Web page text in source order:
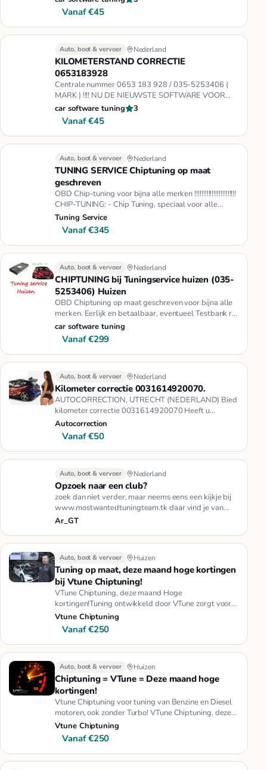
Vanaf €45
Auto, boot & vervoer Nederland
KILOMETERSTAND CORRECTIE
0653183928
Centrale nummer 0653 183 928 / 035-5253406 (
MARK ) !!!! NU DE NIEUWSTE SOFTWARE VOOR
AUTO'S TOT 2008 !!!! WAAROM CAR SO…
car software tuning 3
Vanaf €45
Auto, boot & vervoer Nederland
TUNING SERVICE Chiptuning op maat
geschreven
OBD Chip-tuning voor bijna alle merken !!!!!!!!!!!!!!!!!!!!!!!!
CHIP-TUNING: - Chip Tuning, speciaal voor alle
BEZINE en…
Tuning Service
Vanaf €345
Auto, boot & vervoer Nederland
CHIPTUNING bij Tuningservice huizen (035-
5253406) Huizen
OBD Chiptuning op maat geschreven voor bijna alle
merken. Eerlijk en betaalbaar, eventueel Testbank rit
mogelijk in 1 va…
car software tuning
Vanaf €299
Auto, boot & vervoer Nederland
Kilometer correctie 0031614920070.
AUTOCORRECTION, UTRECHT (NEDERLAND) Bied
kilometer correctie 0031614920070 Heeft u
problemen, met uw kilometerstand. Dat…
Autocorrection
Vanaf €50
Auto, boot & vervoer Nederland
Opzoek naar een club?
zoek dan niet verder, maar neems eens een kijkje bij
www.mostwantedtuningteam.tk daar vind je van
alles wat, motorische …
Ar_GT
Auto, boot & vervoer Huizen
Tuning op maat, deze maand hoge kortingen
bij Vtune Chiptuning!
VTune Chiptuning, deze maand Hoge
kortingen!Tuning ontwikkeld door VTune zorgt voor
de best mogelijke rijprestaties!Vtun…
Vtune Chiptuning
Vanaf €250
Auto, boot & vervoer Huizen
Chiptuning = VTune = Deze maand hoge
kortingen!
Vtune Chiptuning voor tuning van Benzine en Diesel
motoren, ook zonder Turbo! VTune Chiptuning, deze
maand Hoge kortinge…
Vtune Chiptuning
Vanaf €250